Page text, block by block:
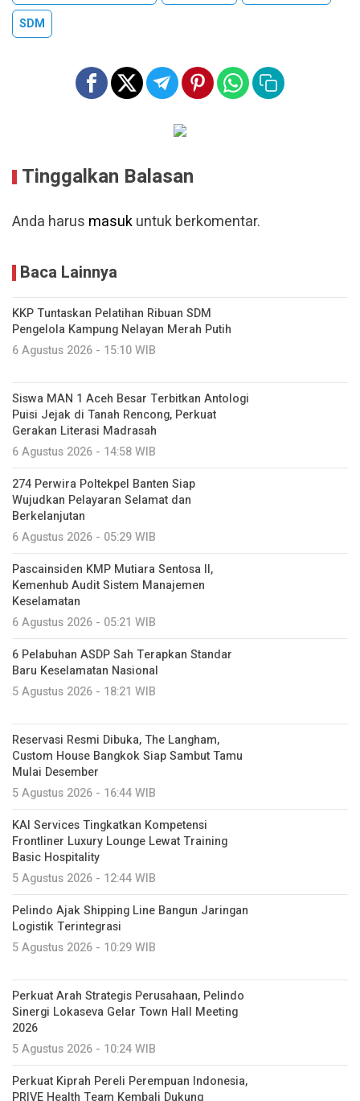
SDM
Tinggalkan Balasan
Anda harus masukuntuk berkomentar.
Baca Lainnya
KKP Tuntaskan Pelatihan Ribuan SDM
Pengelola Kampung Nelayan Merah Putih
6 Agustus 2026 - 15:10 WIB
Siswa MAN 1 Aceh Besar Terbitkan Antologi
Puisi Jejak di Tanah Rencong, Perkuat
Gerakan Literasi Madrasah
6 Agustus 2026 - 14:58 WIB
274 Perwira Poltekpel Banten Siap
Wujudkan Pelayaran Selamat dan
Berkelanjutan
6 Agustus 2026 - 05:29 WIB
Pascainsiden KMP Mutiara Sentosa II,
Kemenhub Audit Sistem Manajemen
Keselamatan
6 Agustus 2026 - 05:21 WIB
6 Pelabuhan ASDP Sah Terapkan Standar
Baru Keselamatan Nasional
5 Agustus 2026 - 18:21 WIB
Reservasi Resmi Dibuka, The Langham,
Custom House Bangkok Siap Sambut Tamu
Mulai Desember
5 Agustus 2026 - 16:44 WIB
KAI Services Tingkatkan Kompetensi
Frontliner Luxury Lounge Lewat Training
Basic Hospitality
5 Agustus 2026 - 12:44 WIB
Pelindo Ajak Shipping Line Bangun Jaringan
Logistik Terintegrasi
5 Agustus 2026 - 10:29 WIB
Perkuat Arah Strategis Perusahaan, Pelindo
Sinergi Lokaseva Gelar Town Hall Meeting
2026
5 Agustus 2026 - 10:24 WIB
Perkuat Kiprah Pereli Perempuan Indonesia,
PRIVE Health Team Kembali Dukung